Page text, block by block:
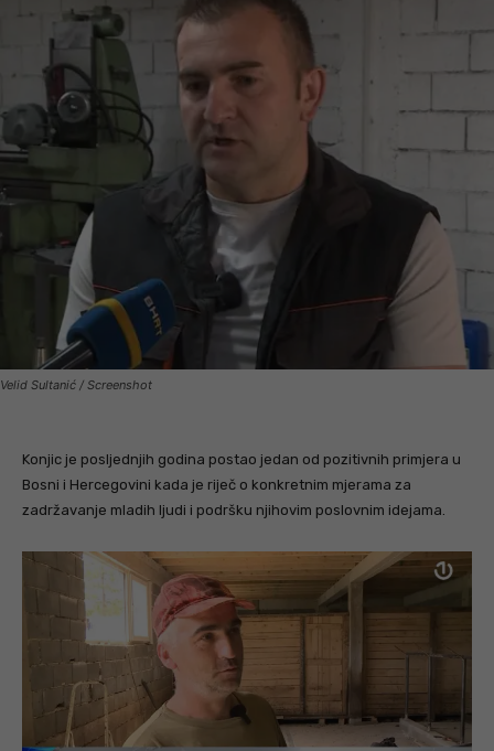
Velid Sultanić / Screenshot
Konjic je posljednjih godina postao jedan od pozitivnih primjera u
Bosni i Hercegovini kada je riječ o konkretnim mjerama za
zadržavanje mladih ljudi i podršku njihovim poslovnim idejama.